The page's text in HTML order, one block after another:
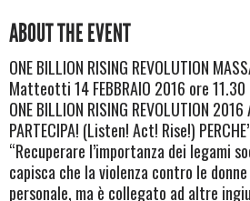
ABOUT THE EVENT
ONE BILLION RISING REVOLUTION
Matteotti 14 FEBBRAIO 2016 ore 11.30
ONE BILLION RISING REVOLUTION
PARTECIPA! (Listen! Act! Rise!)
“Recuperare l’importanza dei legami
capisca che la violenza contro le
personale, ma è collegato ad altre